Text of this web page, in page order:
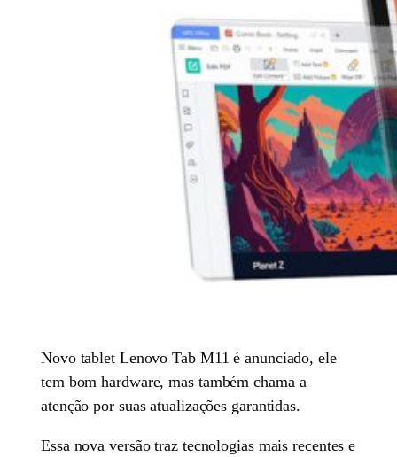
Novo tablet Lenovo Tab M11 é anunciado, ele
tem bom hardware, mas também chama a
atenção por suas atualizações garantidas.
Essa nova versão traz tecnologias mais recentes e